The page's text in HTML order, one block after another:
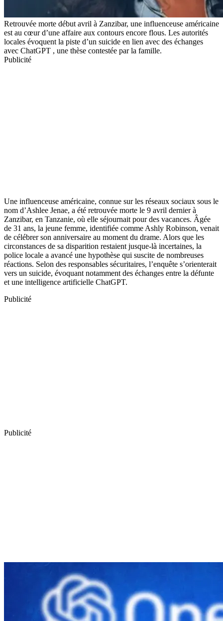
Retrouvée morte début avril à Zanzibar, une influenceuse américaine
est au cœur d’une affaire aux contours encore flous. Les autorités
locales évoquent la piste d’un suicide en lien avec des échanges
avec ChatGPT , une thèse contestée par la famille.
Publicité
Une influenceuse américaine, connue sur les réseaux sociaux sous le
nom d’Ashlee Jenae, a été retrouvée morte le 9 avril dernier à
Zanzibar, en Tanzanie, où elle séjournait pour des vacances. Âgée
de 31 ans, la jeune femme, identifiée comme Ashly Robinson, venait
de célébrer son anniversaire au moment du drame. Alors que les
circonstances de sa disparition restaient jusque-là incertaines, la
police locale a avancé une hypothèse qui suscite de nombreuses
réactions. Selon des responsables sécuritaires, l’enquête s’orienterait
vers un suicide, évoquant notamment des échanges entre la défunte
et une intelligence artificielle ChatGPT.
Publicité
Publicité